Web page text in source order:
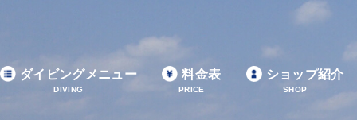
ダイビングメニュー
DIVING
料金表
PRICE
ショップ紹介
SHOP